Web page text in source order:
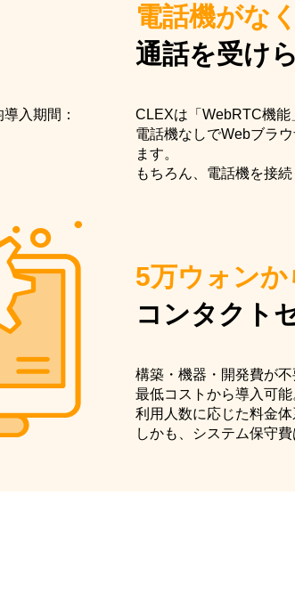
入期間：
電話機がな
通話を受け
CLEXは「WebRTC機能
電話機なしでWebブラ
ます。
もちろん、電話機を接
5万ウォン
コンタクト
構築・機器・開発費が不
最低コストから導入可能
利用人数に応じた料金
しかも、システム保守費